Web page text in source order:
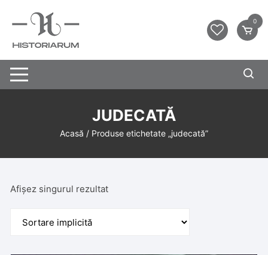
0
JUDECATĂ
Acasă / Produse etichetate „judecată”
Afișez singurul rezultat